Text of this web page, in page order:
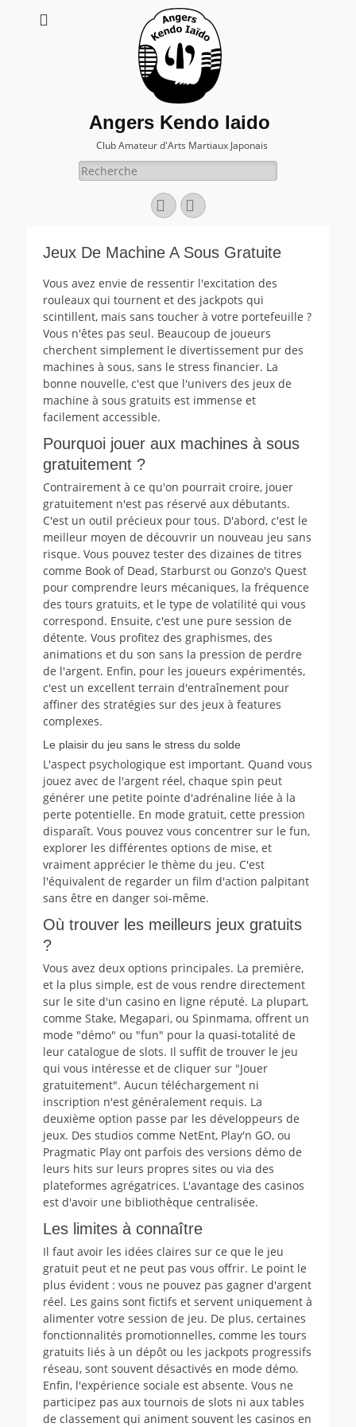
Angers Kendo Iaido
Club Amateur d'Arts Martiaux Japonais
Rechercher :
Facebook
E-
mail
Jeux De Machine A Sous Gratuite
Vous avez envie de ressentir l'excitation des
rouleaux qui tournent et des jackpots qui
scintillent, mais sans toucher à votre portefeuille ?
Vous n'êtes pas seul. Beaucoup de joueurs
cherchent simplement le divertissement pur des
machines à sous, sans le stress financier. La
bonne nouvelle, c'est que l'univers des jeux de
machine à sous gratuits est immense et
facilement accessible.
Pourquoi jouer aux machines à sous
gratuitement ?
Contrairement à ce qu'on pourrait croire, jouer
gratuitement n'est pas réservé aux débutants.
C'est un outil précieux pour tous. D'abord, c'est le
meilleur moyen de découvrir un nouveau jeu sans
risque. Vous pouvez tester des dizaines de titres
comme Book of Dead, Starburst ou Gonzo's Quest
pour comprendre leurs mécaniques, la fréquence
des tours gratuits, et le type de volatilité qui vous
correspond. Ensuite, c'est une pure session de
détente. Vous profitez des graphismes, des
animations et du son sans la pression de perdre
de l'argent. Enfin, pour les joueurs expérimentés,
c'est un excellent terrain d'entraînement pour
affiner des stratégies sur des jeux à features
complexes.
Le plaisir du jeu sans le stress du solde
L'aspect psychologique est important. Quand vous
jouez avec de l'argent réel, chaque spin peut
générer une petite pointe d'adrénaline liée à la
perte potentielle. En mode gratuit, cette pression
disparaît. Vous pouvez vous concentrer sur le fun,
explorer les différentes options de mise, et
vraiment apprécier le thème du jeu. C'est
l'équivalent de regarder un film d'action palpitant
sans être en danger soi-même.
Où trouver les meilleurs jeux gratuits
?
Vous avez deux options principales. La première,
et la plus simple, est de vous rendre directement
sur le site d'un casino en ligne réputé. La plupart,
comme Stake, Megapari, ou Spinmama, offrent un
mode "démo" ou "fun" pour la quasi-totalité de
leur catalogue de slots. Il suffit de trouver le jeu
qui vous intéresse et de cliquer sur "Jouer
gratuitement". Aucun téléchargement ni
inscription n'est généralement requis. La
deuxième option passe par les développeurs de
jeux. Des studios comme NetEnt, Play'n GO, ou
Pragmatic Play ont parfois des versions démo de
leurs hits sur leurs propres sites ou via des
plateformes agrégatrices. L'avantage des casinos
est d'avoir une bibliothèque centralisée.
Les limites à connaître
Il faut avoir les idées claires sur ce que le jeu
gratuit peut et ne peut pas vous offrir. Le point le
plus évident : vous ne pouvez pas gagner d'argent
réel. Les gains sont fictifs et servent uniquement à
alimenter votre session de jeu. De plus, certaines
fonctionnalités promotionnelles, comme les tours
gratuits liés à un dépôt ou les jackpots progressifs
réseau, sont souvent désactivés en mode démo.
Enfin, l'expérience sociale est absente. Vous ne
participez pas aux tournois de slots ni aux tables
de classement qui animent souvent les casinos en